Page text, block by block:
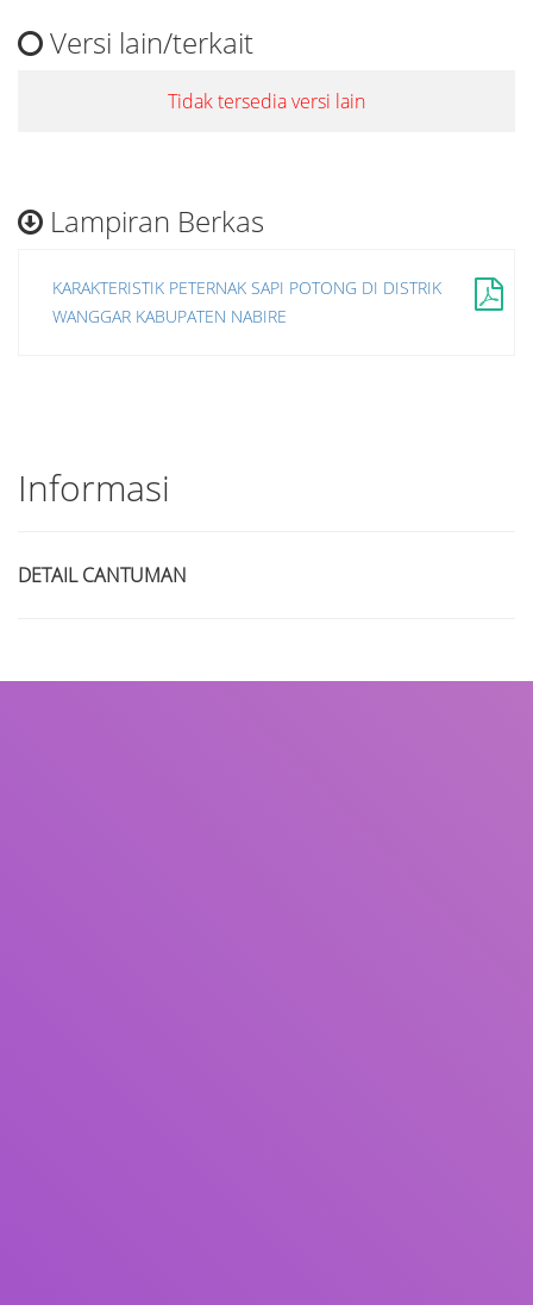
Versi lain/terkait
Tidak tersedia versi lain
Lampiran Berkas
KARAKTERISTIK PETERNAK SAPI POTONG DI DISTRIK
WANGGAR KABUPATEN NABIRE
Informasi
DETAIL CANTUMAN